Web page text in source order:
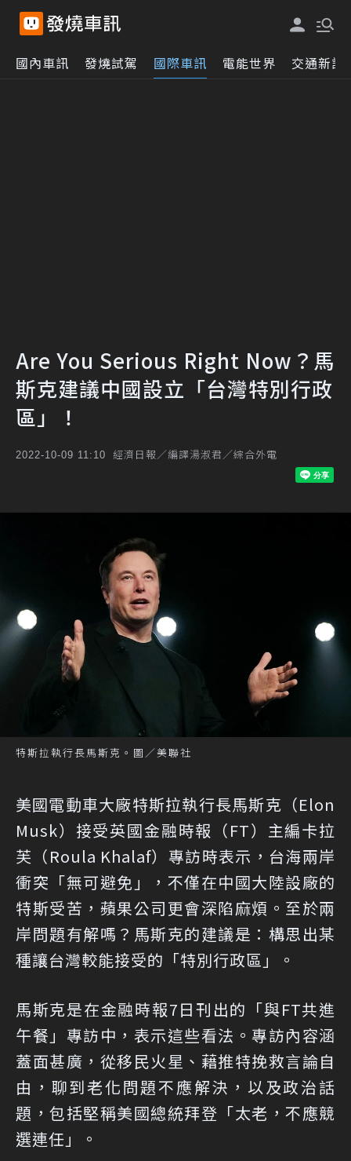
國內車訊 發燒試駕 國際車訊 電能世界 交通新訊
Are You Serious Right Now？馬
斯克建議中國設立「台灣特別行政
區」！
2022-10-09 11:10 經濟日報／編譯湯淑君／綜合外電
特斯拉執行長馬斯克。圖／美聯社
美國電動車大廠特斯拉執行長馬斯克（Elon
Musk）接受英國金融時報（FT）主編卡拉
芙（Roula Khalaf）專訪時表示，台海兩岸
衝突「無可避免」，不僅在中國大陸設廠的
特斯受苦，蘋果公司更會深陷麻煩。至於兩
岸問題有解嗎？馬斯克的建議是：構思出某
種讓台灣較能接受的「特別行政區」。
馬斯克是在金融時報7日刊出的「與FT共進
午餐」專訪中，表示這些看法。專訪內容涵
蓋面甚廣，從移民火星、藉推特挽救言論自
由，聊到老化問題不應解決，以及政治話
題，包括堅稱美國總統拜登「太老，不應競
選連任」。